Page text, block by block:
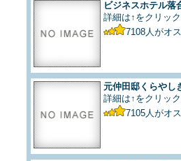
ビジネスホテル落
詳細は↑をクリック
7108 人がオ
元仲田邸くらやし
詳細は↑をクリック
7105 人がオ